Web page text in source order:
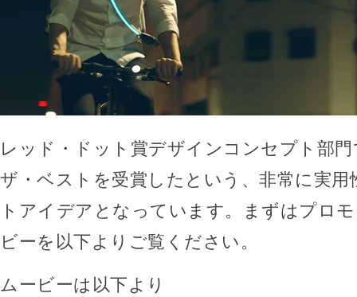
レッド・ドット賞デザインコンセプト部
ザ・ベストを受賞したという、非常に実
トアイデアとなっています。まずはプロ
ビーを以下よりご覧ください。
ムービーは以下より